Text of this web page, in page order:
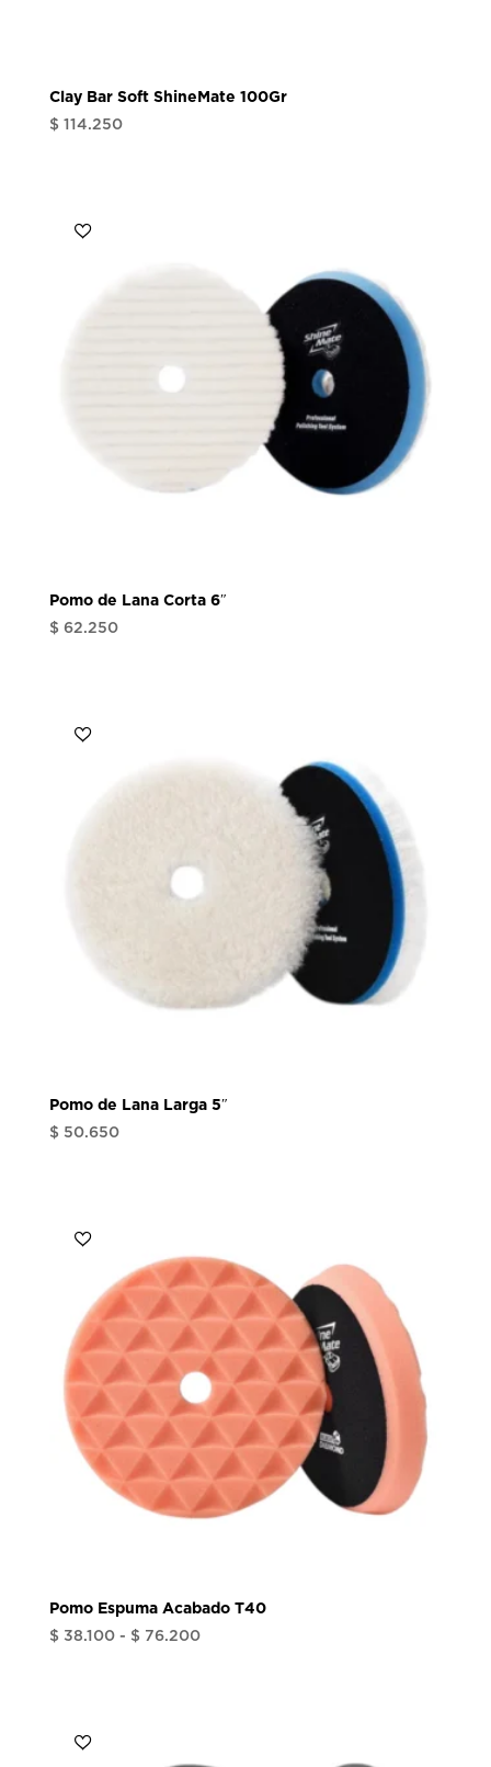
Clay Bar Soft ShineMate 100Gr
$ 114.250
Pomo de Lana Corta 6″
$ 62.250
Pomo de Lana Larga 5″
$ 50.650
Pomo Espuma Acabado T40
$ 38.100 - $ 76.200Rango
hasta